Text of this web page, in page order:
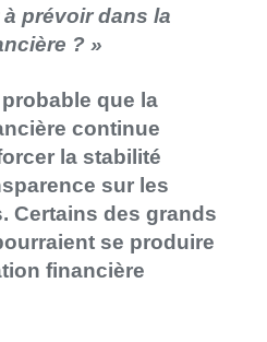
prévoir dans la
? »
que la
continue
la stabilité
sur les
Certains des grands
se produire
financière